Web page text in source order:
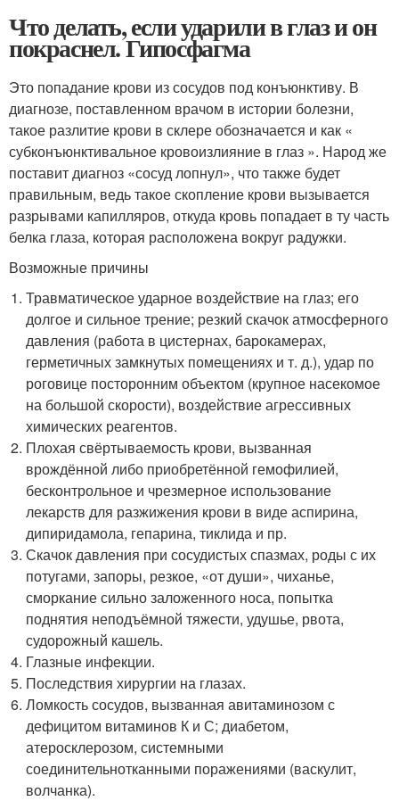
Что делать, если ударили в глаз и он
покраснел. Гипосфагма
Это попадание крови из сосудов под конъюнктиву. В
диагнозе, поставленном врачом в истории болезни,
такое разлитие крови в склере обозначается и как «
субконъюнктивальное кровоизлияние в глаз ». Народ же
поставит диагноз «сосуд лопнул», что также будет
правильным, ведь такое скопление крови вызывается
разрывами капилляров, откуда кровь попадает в ту часть
белка глаза, которая расположена вокруг радужки.
Возможные причины
Травматическое ударное воздействие на глаз; его
долгое и сильное трение; резкий скачок атмосферного
давления (работа в цистернах, барокамерах,
герметичных замкнутых помещениях и т. д.), удар по
роговице посторонним объектом (крупное насекомое
на большой скорости), воздействие агрессивных
химических реагентов.
Плохая свёртываемость крови, вызванная
врождённой либо приобретённой гемофилией,
бесконтрольное и чрезмерное использование
лекарств для разжижения крови в виде аспирина,
дипиридамола, гепарина, тиклида и пр.
Скачок давления при сосудистых спазмах, роды с их
потугами, запоры, резкое, «от души», чиханье,
сморкание сильно заложенного носа, попытка
поднятия неподъёмной тяжести, удушье, рвота,
судорожный кашель.
Глазные инфекции.
Последствия хирургии на глазах.
Ломкость сосудов, вызванная авитаминозом с
дефицитом витаминов К и С; диабетом,
атеросклерозом, системными
соединительнотканными поражениями (васкулит,
волчанка).